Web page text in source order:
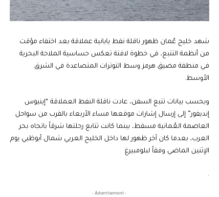
شهد خليج عُمان ظهور ناقلة نفط يابانية عملاقة بعد اختفاء مؤقت
من أنظمة التتبع، في خطوة لافتة تعكس حساسية الملاحة البحرية
في منطقة مضيق هرمز وسط التوترات المتصاعدة في الشرق
الأوسط.
وبحسب بيانات تتبع السفن، عادت ناقلة النفط العملاقة “إينيوس
إنديفور” إلى إرسال إشارات موقعها مساء الأربعاء بالقرب من سواحل
العاصمة العُمانية مسقط، بينما كانت تتابع رحلتها شرقاً باتجاه بحر
العرب، بعدما كان آخر ظهور لها داخل الخليج العربي شمال أبوظبي يوم
الإثنين الماضي وفقاً لبلومبيرغ
.
- Advertisement -